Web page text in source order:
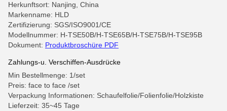
Herkunftsort: Nanjing, China
Markenname: HLD
Zertifizierung: SGS/ISO9001/CE
Modellnummer: H-TSE50B/H-TSE65B/H-TSE75B/H-TSE95B
Dokument: Produktbroschüre PDF
Zahlungs-u. Verschiffen-Ausdrücke
Min Bestellmenge: 1/set
Preis: face to face /set
Verpackung Informationen: Schaufelfolie/Folienfolie/Holzkiste
Lieferzeit: 35~45 Tage